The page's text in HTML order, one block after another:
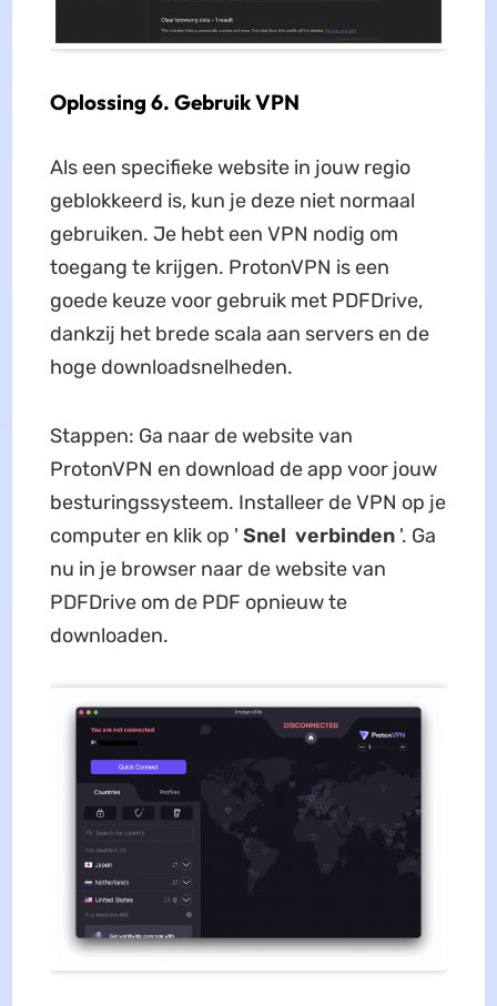
Oplossing 6. Gebruik VPN
Als een specifieke website in jouw regio
geblokkeerd is, kun je deze niet normaal
gebruiken. Je hebt een VPN nodig om
toegang te krijgen. ProtonVPN is een
goede keuze voor gebruik met PDFDrive,
dankzij het brede scala aan servers en de
hoge downloadsnelheden.
Stappen: Ga naar de website van
ProtonVPN en download de app voor jouw
besturingssysteem. Installeer de VPN op je
computer en klik op ' Snel verbinden'. Ga
nu in je browser naar de website van
PDFDrive om de PDF opnieuw te
downloaden.